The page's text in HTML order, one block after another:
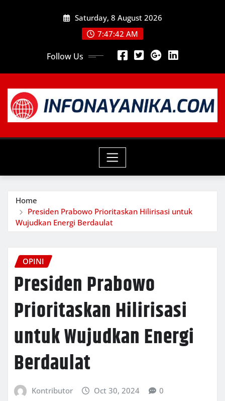
Saturday, 8 August 2026
7:47:44 AM
Follow Us
Home
Presiden Prabowo Prioritaskan Hilirisasi untuk
Wujudkan Energi Berdaulat
OPINI
Presiden Prabowo
Prioritaskan Hilirisasi
untuk Wujudkan Energi
Berdaulat
Kontributor Oct 30, 2024 0